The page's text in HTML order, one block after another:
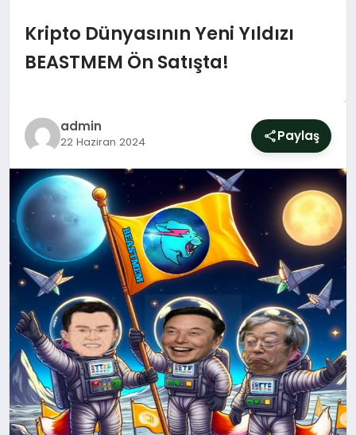
EKONOMI
SPOR
SIYASET
YAŞAM
DÜNYA
SAĞLIK
EĞITIM
Kripto Dünyasının Yeni Yıldızı
BEASTMEM Ön Satışta!
admin
22 Haziran 2024 Paylaş